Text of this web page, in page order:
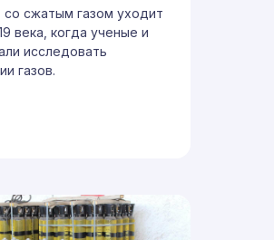
сжатым газом уходит
века, когда ученые и
исследовать
газов.